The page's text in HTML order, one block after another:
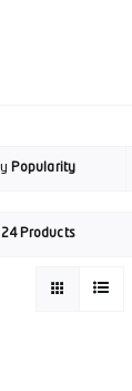
Popularity
24 Products